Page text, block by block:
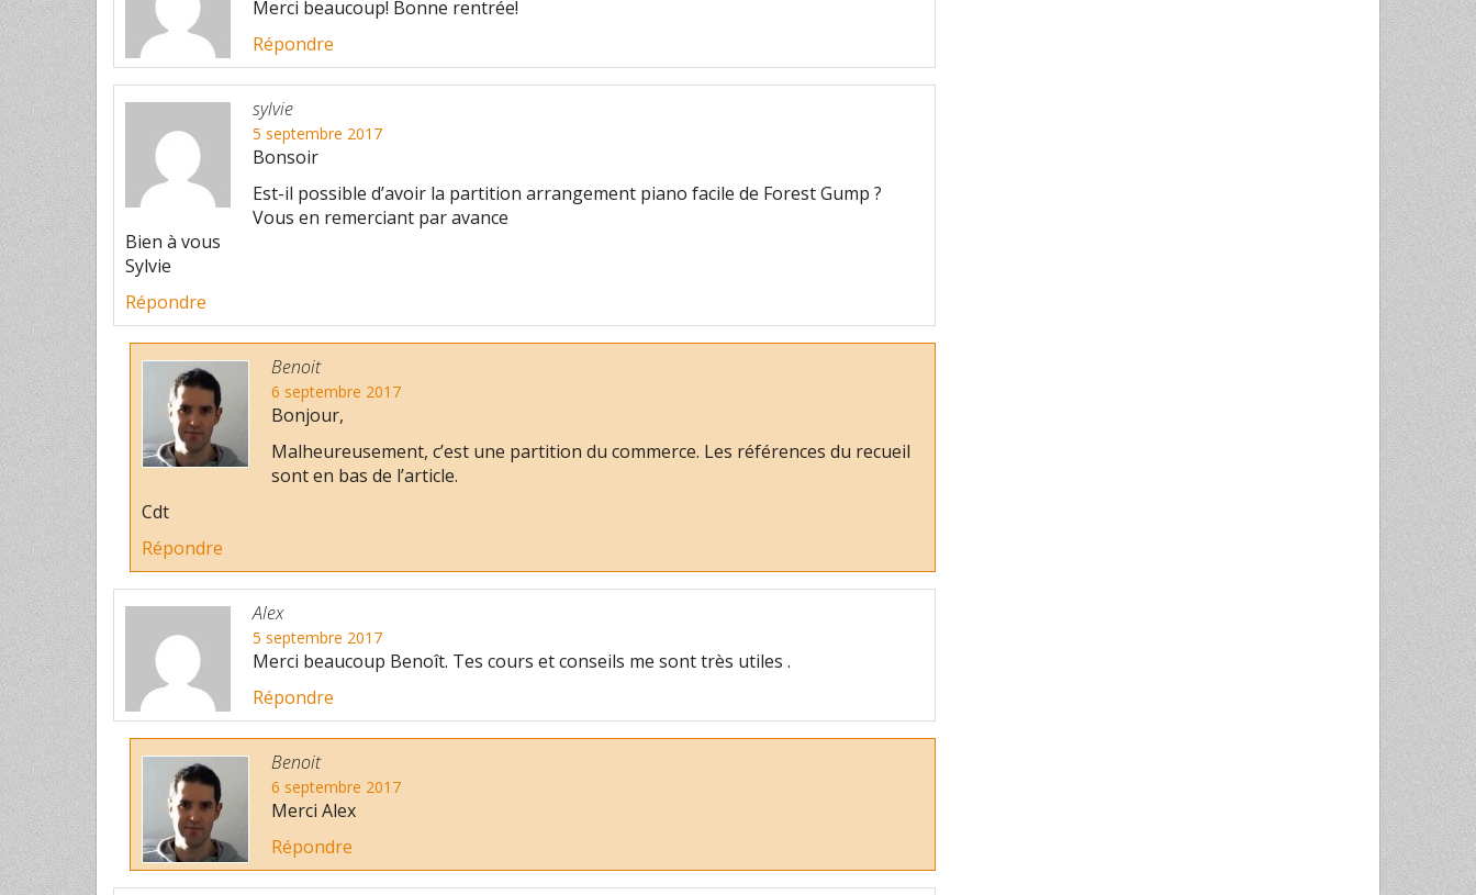
Merci beaucoup! Bonne rentrée!
Répondre
sylvie
5 septembre 2017
Bonsoir
Est-il possible d’avoir la partition arrangement piano facile de Forest Gump ?
Vous en remerciant par avance
Bien à vous
Sylvie
Répondre
Benoit
6 septembre 2017
Bonjour,
Malheureusement, c’est une partition du commerce. Les références du recueil
sont en bas de l’article.
Cdt
Répondre
Alex
5 septembre 2017
Merci beaucoup Benoît. Tes cours et conseils me sont très utiles .
Répondre
Benoit
6 septembre 2017
Merci Alex
Répondre